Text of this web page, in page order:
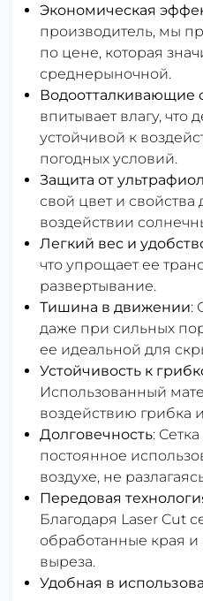
Экономическая
производитель, мы
по цене, которая
среднерыночной.
Водоотталкивающие
впитывает влагу, что
устойчивой к
погодных условий.
Защита от
свой цвет и
воздействии
Легкий вес и
что упрощает ее
развертывание.
Тишина в движении:
даже при сильных
ее идеальной для
Устойчивость к
Использованный
воздействию грибка
Долговечность:
постоянное
воздухе, не
Передовая
Благодаря Laser Cut
обработанные края и
выреза.
Удобная в